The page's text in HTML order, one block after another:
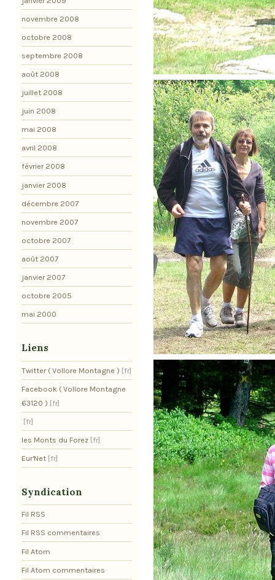
novembre 2008
octobre 2008
septembre 2008
août 2008
juillet 2008
juin 2008
mai 2008
avril 2008
février 2008
janvier 2008
décembre 2007
novembre 2007
octobre 2007
août 2007
janvier 2007
octobre 2005
mai 2000
Liens
Twitter ( Vollore Montagne )
Facebook ( Vollore Montagne
63120 )
les Monts du Forez
Eur'Net
Syndication
Fil RSS
Fil RSS commentaires
Fil Atom
Fil Atom commentaires